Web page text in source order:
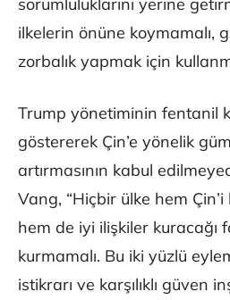
ilkelerin önüne koymamalı,
zorbalık yapmak için
Trump yönetiminin fentanil
göstererek Çin’e yönelik
artırmasının kabul
Vang, “Hiçbir ülke hem Çin’i
hem de iyi ilişkiler kuracağı
kurmamalı. Bu iki yüzlü
istikrarı ve karşılıklı güven